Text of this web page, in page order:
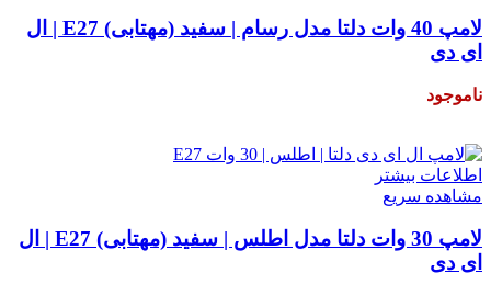
لامپ 40 وات دلتا مدل رسام | سفید (مهتابی) E27 | ال
ای دی
ناموجود
اطلاعات بیشتر
مشاهده سریع
لامپ 30 وات دلتا مدل اطلس | سفید (مهتابی) E27 | ال
ای دی